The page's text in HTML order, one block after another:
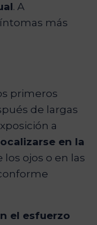
. A
más
primeros
de largas
a
en la
los ojos o en las
el esfuerzo